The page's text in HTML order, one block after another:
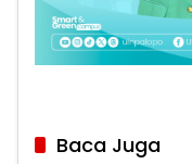
Baca Juga